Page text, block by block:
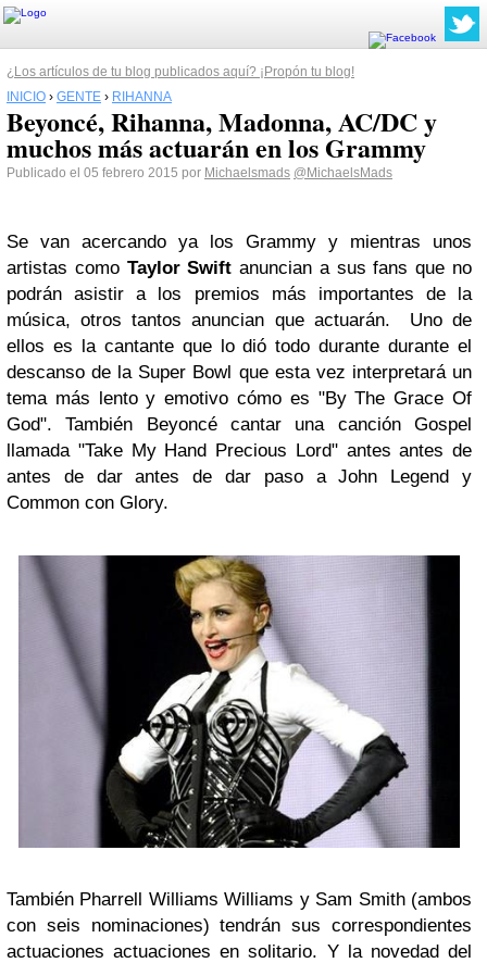
¿Los artículos de tu blog publicados aquí? ¡Propón tu blog!
INICIO › GENTE › RIHANNA
Beyoncé, Rihanna, Madonna, AC/DC y
muchos más actuarán en los Grammy
Publicado el 05 febrero 2015 por Michaelsmads @MichaelsMads
Se van acercando ya los Grammy y mientras unos
artistas como Taylor Swift anuncian a sus fans que no
podrán asistir a los premios más importantes de la
música, otros tantos anuncian que actuarán.
Uno de
ellos es la cantante que lo dió todo durante durante el
descanso de la Super Bowl que esta vez interpretará un
tema más lento y emotivo cómo es "By The Grace Of
God". También Beyoncé cantar una canción Gospel
llamada "Take My Hand Precious Lord" antes antes de
antes de dar antes de dar paso a John Legend y
Common con Glory.
También Pharrell Williams Williams y Sam Smith (ambos
con seis nominaciones) tendrán sus correspondientes
actuaciones actuaciones en solitario. Y la novedad del